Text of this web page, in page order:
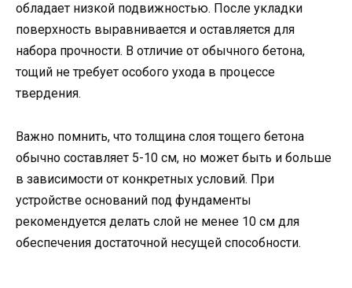
обладает низкой подвижностью. После укладки
поверхность выравнивается и оставляется для
набора прочности. В отличие от обычного бетона,
тощий не требует особого ухода в процессе
твердения.
Важно помнить, что толщина слоя тощего бетона
обычно составляет 5-10 см, но может быть и больше
в зависимости от конкретных условий. При
устройстве оснований под фундаменты
рекомендуется делать слой не менее 10 см для
обеспечения достаточной несущей способности.